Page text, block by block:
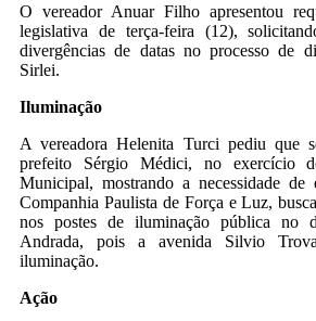
O vereador Anuar Filho apresentou
legislativa de terça-feira (12),
divergências de datas no processo de
Sirlei.
Iluminação
A vereadora Helenita Turci pediu que
prefeito Sérgio Médici, no exercício
Municipal, mostrando a necessidade de
Companhia Paulista de Força e Luz,
nos postes de iluminação pública no
Andrada, pois a avenida Silvio
iluminação.
Ação